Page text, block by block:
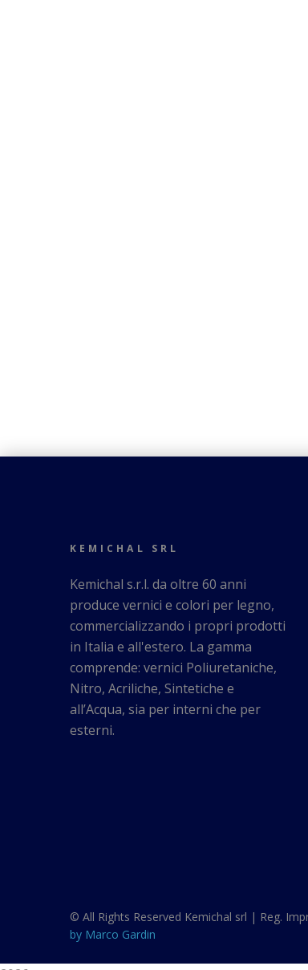
KEMICHAL SRL
Kemichal s.r.l. da oltre 60 anni
produce vernici e colori per legno,
commercializzando i propri prodotti
in Italia e all'estero. La gamma
comprende: vernici Poliuretaniche,
Nitro, Acriliche, Sintetiche e
all’Acqua, sia per interni che per
esterni.
© All Rights Reserved Kemichal srl | Reg.
by Marco Gardin